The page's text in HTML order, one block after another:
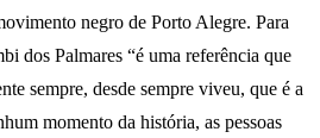
negro de Porto Alegre. Para
dos Palmares “é uma referência que
sempre, desde sempre viveu, que é a
momento da história, as pessoas